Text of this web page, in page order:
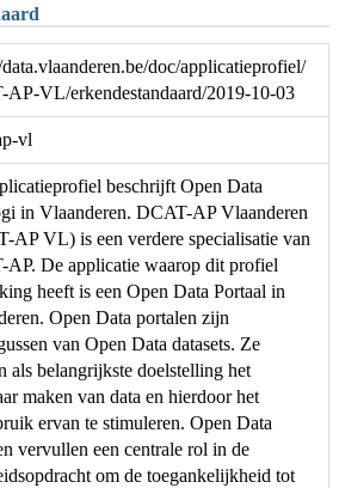
doc/applicatieprofiel/
AP-VL/erkendestandaard/2019-10-03
vl
beschrijft Open Data
in Vlaanderen. DCAT-AP Vlaanderen
AP VL) is een verdere specialisatie van
AP. De applicatie waarop dit profiel
heeft is een Open Data Portaal in
Open Data portalen zijn
van Open Data datasets. Ze
als belangrijkste doelstelling het
maken van data en hierdoor het
ervan te stimuleren. Open Data
vervullen een centrale rol in de
om de toegankelijkheid tot